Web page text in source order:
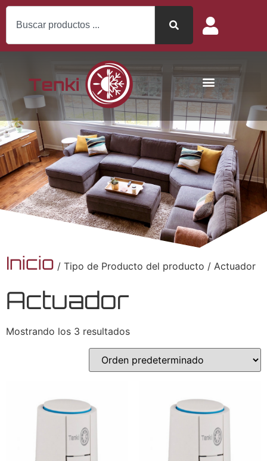
Inicio / Tipo de Producto del producto / Actuador
Actuador
Mostrando los 3 resultados